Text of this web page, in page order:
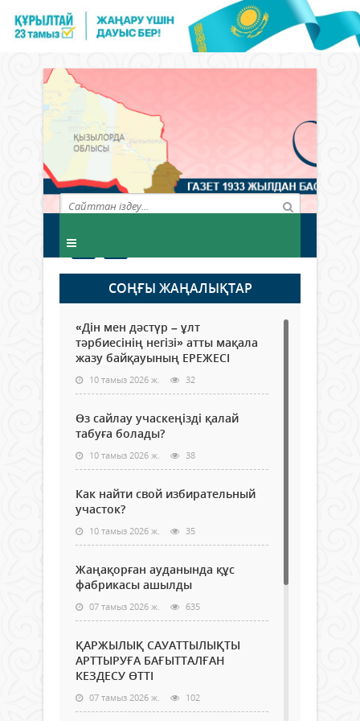
СОҢҒЫ ЖАҢАЛЫҚТАР
«Дін мен дәстүр – ұлт
тәрбиесінің негізі» атты мақала
жазу байқауының ЕРЕЖЕСІ
10 тамыз 2026 ж. 32
Өз сайлау учаскеңізді қалай
табуға болады?
10 тамыз 2026 ж. 38
Как найти свой избирательный
участок?
10 тамыз 2026 ж. 35
Жаңақорған ауданында құс
фабрикасы ашылды
07 тамыз 2026 ж. 635
ҚАРЖЫЛЫҚ САУАТТЫЛЫҚТЫ
АРТТЫРУҒА БАҒЫТТАЛҒАН
КЕЗДЕСУ ӨТТІ
07 тамыз 2026 ж. 102